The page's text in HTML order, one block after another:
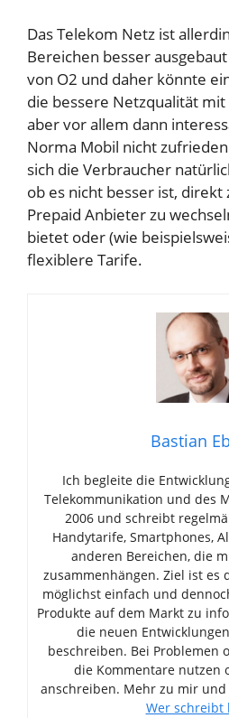
Das Telekom Netz ist
Bereichen besser
von O2 und daher könnte
die bessere Netzqualität mit
aber vor allem dann
Norma Mobil nicht
sich die Verbraucher
ob es nicht besser ist,
Prepaid Anbieter zu
bietet oder (wie
flexiblere Tarife.
Bastian
Ich begleite die
Telekommunikation und des
2006 und schreibt
Handytarife, Smartphones,
anderen Bereichen, die
zusammenhängen. Ziel ist es
möglichst einfach und
Produkte auf dem Markt zu
die neuen
beschreiben. Bei Problemen
die Kommentare nutzen
anschreiben. Mehr zu mir
Wer schreibt